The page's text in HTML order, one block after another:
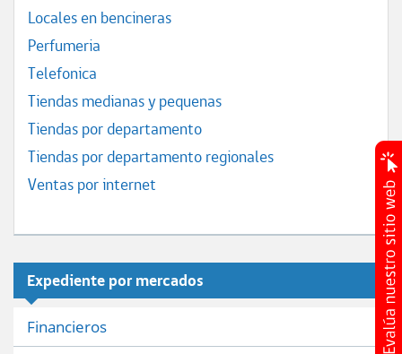
Locales en bencineras
Perfumeria
Telefonica
Tiendas medianas y pequenas
Tiendas por departamento
Tiendas por departamento regionales
Ventas por internet
Expediente por mercados
Financieros